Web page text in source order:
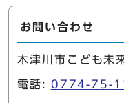
お問い合わせ
木津川市こども未
電話: 0774-75-